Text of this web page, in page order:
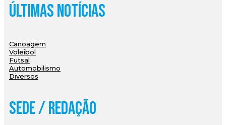
Últimas Notícias
Canoagem
Voleibol
Futsal
Automobilismo
Diversos
Sede / Redação